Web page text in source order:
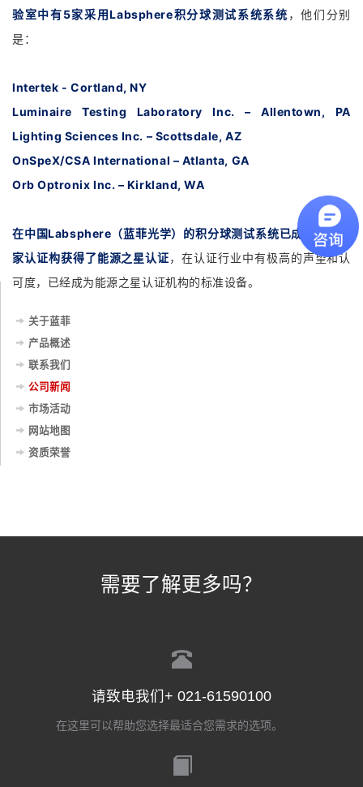
验室中有5家采用Labsphere积分球测试系统系统 ，他们分别
是：
Intertek - Cortland, NY
Luminaire Testing Laboratory Inc. – Allentown, PA
Lighting Sciences Inc. – Scottsdale, AZ
OnSpeX/CSA International – Atlanta, GA
Orb Optronix Inc. – Kirkland, WA
在中国Labsphere（蓝菲光学）的积分球测试系统已成功协助多
家认证构获得了能源之星认证，在认证行业中有极高的声望和认
可度，已经成为能源之星认证机构的标准设备。
关于蓝菲
产品概述
联系我们
公司新闻
市场活动
网站地图
资质荣誉
需要了解更多吗？
请致电我们+ 021-61590100
在这里可以帮助您选择最适合您需求的选项。